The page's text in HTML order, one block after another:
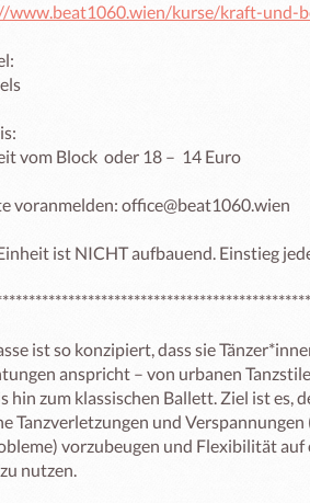
www.beat1060.wien/kurse/kraft-und-
vom Block  oder 18 –  14 Euro
voranmelden: office@beat1060.wien
ist NICHT aufbauend. Einstieg
ist so konzipiert, dass sie
anspricht – von urbanen
hin zum klassischen Ballett. Ziel ist es,
Tanzverletzungen und Verspannungen
vorzubeugen und Flexibilität
nutzen.